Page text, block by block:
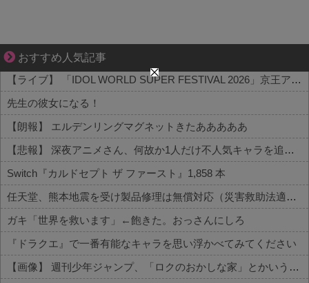
おすすめ人気記事
妻との生活が、夫をうつへ追い込んだ現実
【ライブ】 「IDOL WORLD SUPER FESTIVAL 2026」京王アリーナTOKYO開催決定
先生の彼女になる！
【朗報】 エルデンリングマグネットきたあああああ
【悲報】 深夜アニメさん、何故か1人だけ不人気キャラを追加してしまうｗｗｗ
Switch『カルドセプト ザ ファースト』1,858 本
任天堂、熊本地震を受け製品修理は無償対応（災害救助法適用地域）
ガキ「世界を救います」←飽きた。おっさんにしろ
『ドラクエ』で一番有能なキャラを思い浮かべてみてください
【画像】 週刊少年ジャンプ、「ロクのおかしな家」とかいう微妙な漫画を巻頭カラーにしたせいで100万部切る